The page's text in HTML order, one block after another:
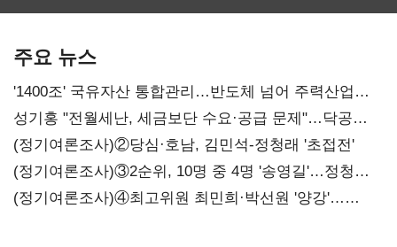
주요 뉴스
'1400조' 국유자산 통합관리…반도체 넘어 주력산업
구조혁신
성기홍 "전월세난, 세금보단 수요·공급 문제"…닥공
시사
(정기여론조사)②당심·호남, 김민석-정청래 '초접전'
(정기여론조사)③2순위, 10명 중 4명 '송영길'…정청래
'한 자릿수'
(정기여론조사)④최고위원 최민희·박선원 '양강'…